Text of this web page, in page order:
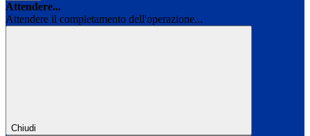
Attendere...
Attendere il completamento dell'operazione...
Chiudi